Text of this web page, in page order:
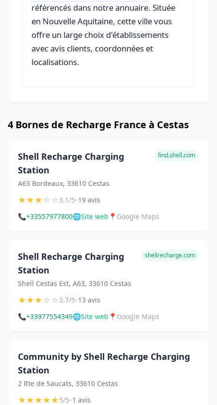
référencés dans notre annuaire. Située
en Nouvelle Aquitaine, cette ville vous
offre un large choix d'établissements
avec avis clients, coordonnées et
localisations.
4 Bornes de Recharge France à Cestas
Shell Recharge Charging
Station
A63 Bordeaux, 33610 Cestas
find.shell.com
★★★☆☆3.1/5•19 avis
📞+33557977800🌐Site web 📍 Google Maps
Shell Recharge Charging
Station
Shell Cestas Est, A63, 33610 Cestas
shellrecharge.com
★★★☆☆3.7/5•13 avis
📞+33977554349🌐Site web 📍 Google Maps
Community by Shell Recharge Charging
Station
2 Rte de Saucats, 33610 Cestas
★★★★★5/5•1 avis